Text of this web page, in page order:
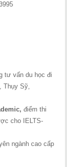
tư vấn du học đi
Thụy Sỹ,
điểm thi
cho IELTS-
ngành cao cấp